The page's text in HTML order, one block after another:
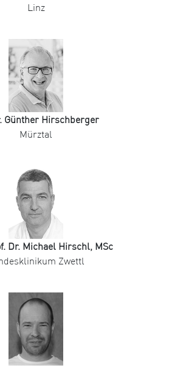
Linz
Günther Hirschberger
Mürztal
Dr. Michael Hirschl, MSc
Zwettl